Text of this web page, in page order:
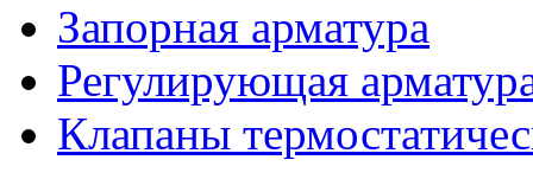
Запорная арматура
Регулирующая
Клапаны